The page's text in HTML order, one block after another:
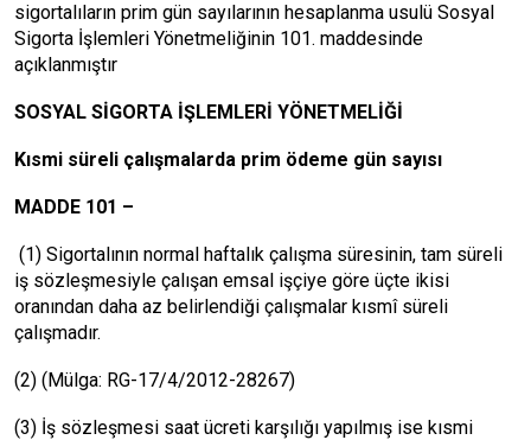
sigortalıların prim gün sayılarının hesaplanma usulü Sosyal
Sigorta İşlemleri Yönetmeliğinin 101. maddesinde
açıklanmıştır
SOSYAL SİGORTA İŞLEMLERİ YÖNETMELİĞİ
Kısmi süreli çalışmalarda prim ödeme gün sayısı
MADDE 101 –
(1) Sigortalının normal haftalık çalışma süresinin, tam süreli
iş sözleşmesiyle çalışan emsal işçiye göre üçte ikisi
oranından daha az belirlendiği çalışmalar kısmî süreli
çalışmadır.
(2) (Mülga: RG-17/4/2012-28267)
(3) İş sözleşmesi saat ücreti karşılığı yapılmış ise kısmi